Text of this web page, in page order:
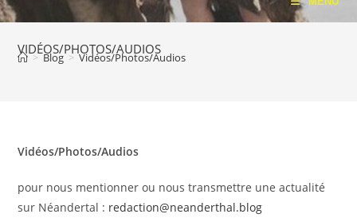
VIDÉOS/PHOTOS/AUDIOS
> Blog > Vidéos/Photos/Audios
Vidéos/Photos/Audios
pour nous mentionner ou nous transmettre une actualité
sur Néandertal : redaction@neanderthal.blog